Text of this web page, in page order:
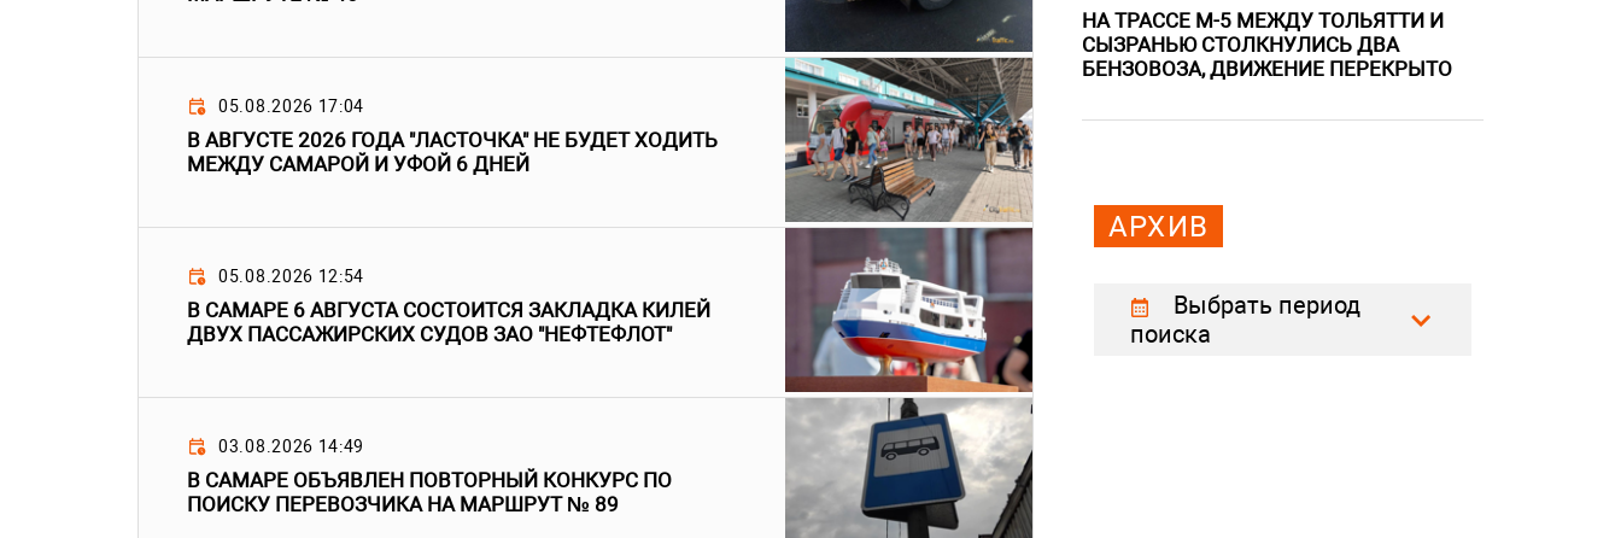
05.08.2026 17:04
В АВГУСТЕ 2026 ГОДА "ЛАСТОЧКА" НЕ БУДЕТ ХОДИТЬ
МЕЖДУ САМАРОЙ И УФОЙ 6 ДНЕЙ
05.08.2026 12:54
В САМАРЕ 6 АВГУСТА СОСТОИТСЯ ЗАКЛАДКА КИЛЕЙ
ДВУХ ПАССАЖИРСКИХ СУДОВ ЗАО "НЕФТЕФЛОТ"
03.08.2026 14:49
В САМАРЕ ОБЪЯВЛЕН ПОВТОРНЫЙ КОНКУРС ПО
ПОИСКУ ПЕРЕВОЗЧИКА НА МАРШРУТ № 89
НА ТРАССЕ М-5 МЕЖДУ ТОЛЬЯТТИ И
СЫЗРАНЬЮ СТОЛКНУЛИСЬ ДВА
БЕНЗОВОЗА, ДВИЖЕНИЕ ПЕРЕКРЫТО
АРХИВ
Выбрать период
поиска